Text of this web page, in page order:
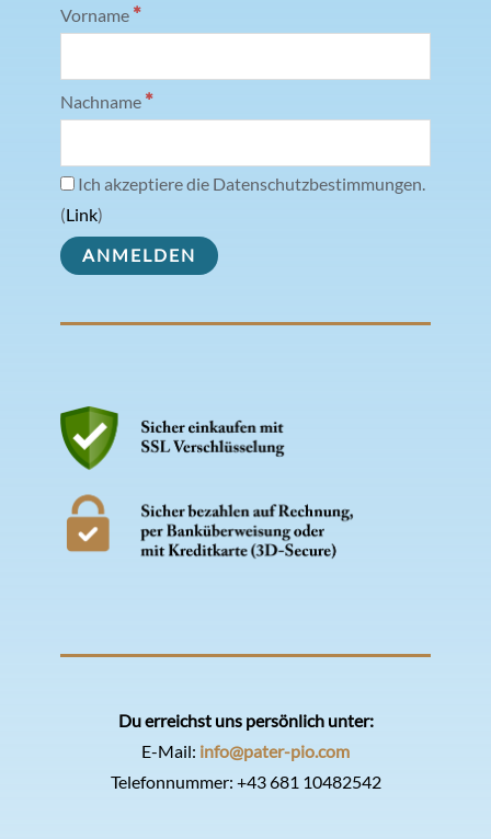
Vorname *
Nachname *
Ich akzeptiere die Datenschutzbestimmungen.
(Link)
Du erreichst uns persönlich unter:
E-Mail: info@pater-pio.com
Telefonnummer: +43 681 10482542